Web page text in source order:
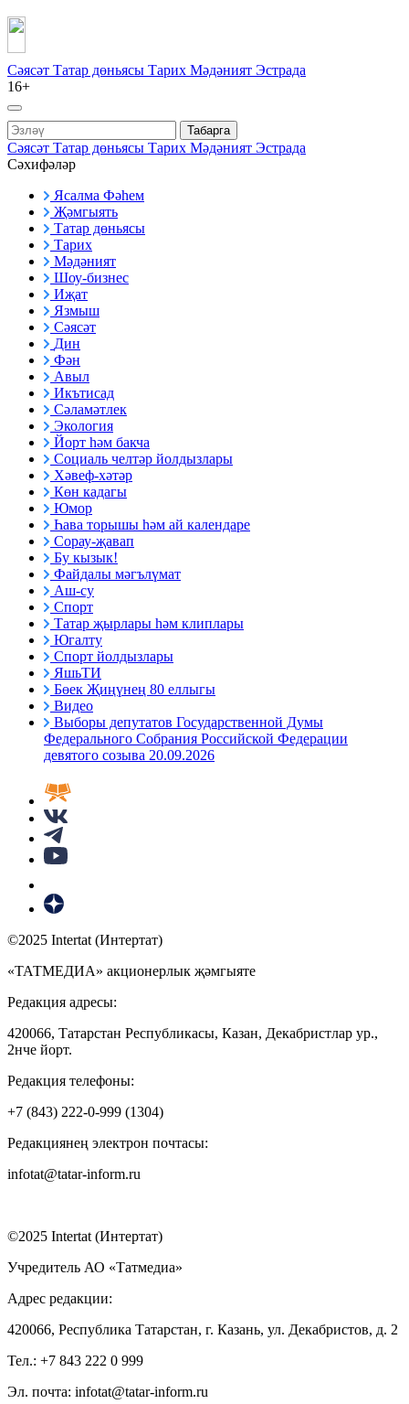
Сәясәт Татар дөньясы Тарих Мәдәният Эстрада
16+
Табарга
Сәясәт Татар дөньясы Тарих Мәдәният Эстрада
Сәхифәләр
Ясалма Фәһем
Җәмгыять
Татар дөньясы
Тарих
Мәдәният
Шоу-бизнес
Иҗат
Язмыш
Сәясәт
Дин
Фән
Авыл
Икътисад
Сәламәтлек
Экология
Йорт һәм бакча
Социаль челтәр йолдызлары
Хәвеф-хәтәр
Көн кадагы
Юмор
Һава торышы һәм ай календаре
Сорау-җавап
Бу кызык!
Файдалы мәгълүмат
Аш-су
Спорт
Татар җырлары һәм клиплары
Югалту
Спорт йолдызлары
ЯшьТИ
Бөек Җиңүнең 80 еллыгы
Видео
Выборы депутатов Государственной Думы
Федерального Собрания Российской Федерации
девятого созыва 20.09.2026
©2025 Intertat (Интертат)
«ТАТМЕДИА» акционерлык җәмгыяте
Редакция адресы:
420066, Татарстан Республикасы, Казан, Декабристлар ур.,
2нче йорт.
Редакция телефоны:
+7 (843) 222-0-999 (1304)
Редакциянең электрон почтасы:
infotat@tatar-inform.ru
©2025 Intertat (Интертат)
Учредитель АО «Татмедиа»
Адрес редакции:
420066, Республика Татарстан, г. Казань, ул. Декабристов, д. 2
Тел.: +7 843 222 0 999
Эл. почта: infotat@tatar-inform.ru